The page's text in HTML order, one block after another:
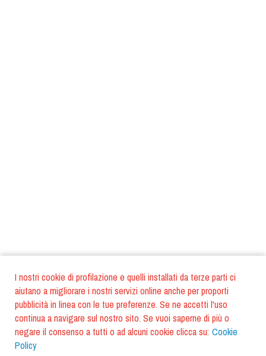
I nostri cookie di profilazione e quelli installati da terze parti ci
aiutano a migliorare i nostri servizi online anche per proporti
pubblicità in linea con le tue preferenze. Se ne accetti l'uso
continua a navigare sul nostro sito. Se vuoi saperne di più o
negare il consenso a tutti o ad alcuni cookie clicca su: Cookie
Policy